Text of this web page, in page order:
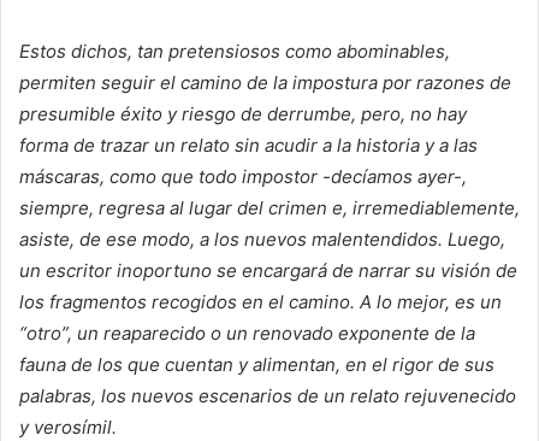
Estos dichos, tan pretensiosos como abominables,
permiten seguir el camino de la impostura por razones de
presumible éxito y riesgo de derrumbe, pero, no hay
forma de trazar un relato sin acudir a la historia y a las
máscaras, como que todo impostor -decíamos ayer-,
siempre, regresa al lugar del crimen e, irremediablemente,
asiste, de ese modo, a los nuevos malentendidos. Luego,
un escritor inoportuno se encargará de narrar su visión de
los fragmentos recogidos en el camino. A lo mejor, es un
“otro”, un reaparecido o un renovado exponente de la
fauna de los que cuentan y alimentan, en el rigor de sus
palabras, los nuevos escenarios de un relato rejuvenecido
y verosímil.